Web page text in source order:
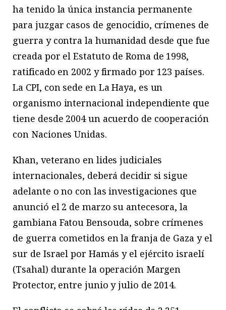
ha tenido la única instancia permanente
para juzgar casos de genocidio, crímenes de
guerra y contra la humanidad desde que fue
creada por el Estatuto de Roma de 1998,
ratificado en 2002 y firmado por 123 países.
La CPI, con sede en La Haya, es un
organismo internacional independiente que
tiene desde 2004 un acuerdo de cooperación
con Naciones Unidas.
Khan, veterano en lides judiciales
internacionales, deberá decidir si sigue
adelante o no con las investigaciones que
anunció el 2 de marzo su antecesora, la
gambiana Fatou Bensouda, sobre crímenes
de guerra cometidos en la franja de Gaza y el
sur de Israel por Hamás y el ejército israelí
(Tsahal) durante la operación Margen
Protector, entre junio y julio de 2014.